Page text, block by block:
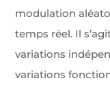
modulation
temps réel. Il
variations
variations